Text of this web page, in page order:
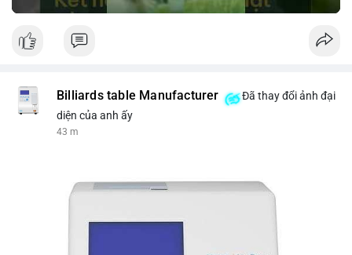
Billiards table Manufacturer
Đã thay đổi ảnh đại
diện của anh ấy
43 m